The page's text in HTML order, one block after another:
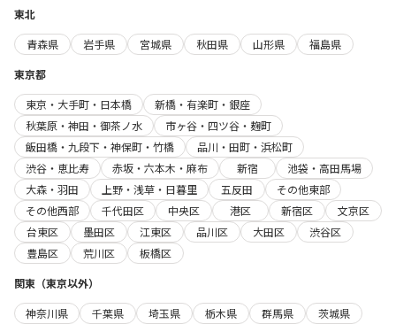
東北
青森県
岩手県 宮城県 秋田県 山形県
福島県
東京都
東京・大手町・日本橋
新橋・有楽町・銀座
秋葉原・神田・御茶ノ水
市ヶ谷・四ツ谷・麹町
飯田橋・九段下・神保町・竹橋
品川・田町・浜松町
渋谷・恵比寿
赤坂・六本木・麻布 新宿
池袋・高田馬場
大森・羽田
上野・浅草・日暮里 五反田
その他東部
その他西部
千代田区 中央区 港区 新宿区
文京区
台東区
墨田区 江東区 品川区 大田区
渋谷区
豊島区
荒川区
板橋区
関東（東京以外）
神奈川県
千葉県 埼玉県 栃木県 群馬県
茨城県